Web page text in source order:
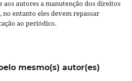
autores a manutenção dos direitos
entanto eles devem repassar
ao periódico.
mesmo(s) autor(es)